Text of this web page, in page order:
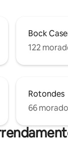
Bock
122
Rotondes
66